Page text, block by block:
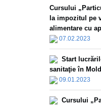
Сursului
la impozitul pe
alimentare cu
07.02.2023
Start
sanitaţie în
09.01.2023
Сursului